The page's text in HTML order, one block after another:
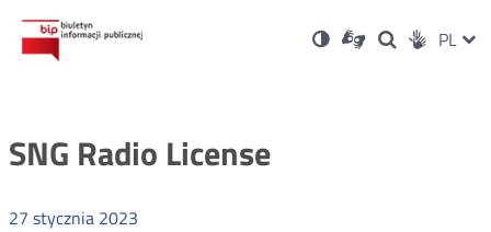
Ustawienia
Wersja
kontrastowa
Dla
niesłyszących
OtwórzOtwórz
w
Otwórz
w
Social PL
SNG Radio License
27 stycznia 2023